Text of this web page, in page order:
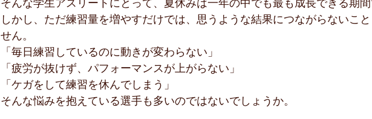
しかし、ただ練習量を増やすだけでは、思うような結果につながらないこ
せん。
「毎日練習しているのに動きが変わらない」
「疲労が抜けず、パフォーマンスが上がらない」
「ケガをして練習を休んでしまう」
そんな悩みを抱えている選手も多いのではないでしょうか。